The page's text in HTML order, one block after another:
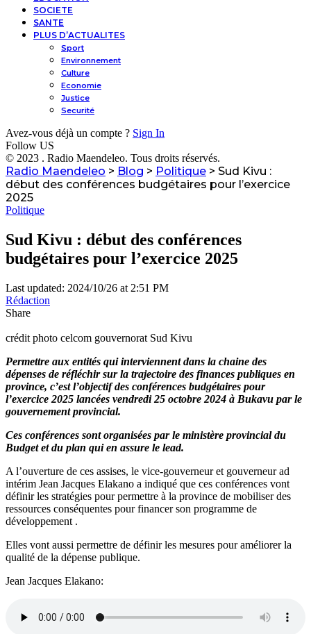
SOCIETE
SANTE
PLUS D’ACTUALITES
Sport
Environnement
Culture
Economie
Justice
Securité
Avez-vous déjà un compte ? Sign In
Follow US
© 2023 . Radio Maendeleo. Tous droits réservés.
Radio Maendeleo > Blog > Politique > Sud Kivu :
début des conférences budgétaires pour l’exercice
2025
Politique
Sud Kivu : début des conférences
budgétaires pour l’exercice 2025
Last updated: 2024/10/26 at 2:51 PM
Rédaction
Share
crédit photo celcom gouvernorat Sud Kivu
Permettre aux entités qui interviennent dans la chaine des
dépenses de réfléchir sur la trajectoire des finances publiques en
province, c’est l’objectif des conférences budgétaires pour
l’exercice 2025 lancées vendredi 25 octobre 2024 à Bukavu par le
gouvernement provincial.
Ces conférences sont organisées par le ministère provincial du
Budget et du plan qui en assure le lead.
A l’ouverture de ces assises, le vice-gouverneur et gouverneur ad
intérim Jean Jacques Elakano a indiqué que ces conférences vont
définir les stratégies pour permettre à la province de mobiliser des
ressources conséquentes pour financer son programme de
développement .
Elles vont aussi permettre de définir les mesures pour améliorer la
qualité de la dépense publique.
Jean Jacques Elakano: